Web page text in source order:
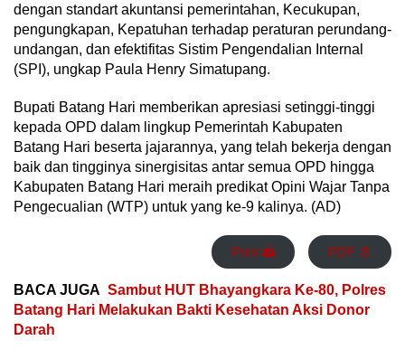
dengan standart akuntansi pemerintahan, Kecukupan,
pengungkapan, Kepatuhan terhadap peraturan perundang-
undangan, dan efektifitas Sistim Pengendalian Internal
(SPI), ungkap Paula Henry Simatupang.
Bupati Batang Hari memberikan apresiasi setinggi-tinggi
kepada OPD dalam lingkup Pemerintah Kabupaten
Batang Hari beserta jajarannya, yang telah bekerja dengan
baik dan tingginya sinergisitas antar semua OPD hingga
Kabupaten Batang Hari meraih predikat Opini Wajar Tanpa
Pengecualian (WTP) untuk yang ke-9 kalinya. (AD)
Print 🖨 PDF 📄
BACA JUGA Sambut HUT Bhayangkara Ke-80, Polres
Batang Hari Melakukan Bakti Kesehatan Aksi Donor
Darah